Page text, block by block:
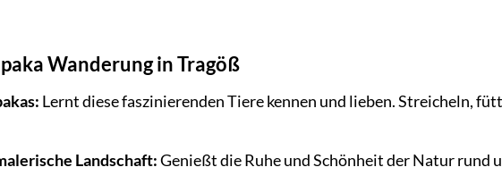
Wanderung in Tragöß
Lernt diese faszinierenden Tiere kennen und lieben. Streicheln,
Landschaft:Genießt die Ruhe und Schönheit der Natur rund